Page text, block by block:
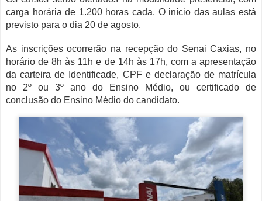
carga horária de 1.200 horas cada. O início das aulas está
previsto para o dia 20 de agosto.
As inscrições ocorrerão na recepção do Senai Caxias, no
horário de 8h às 11h e de 14h às 17h, com a apresentação
da carteira de Identificade, CPF e declaração de matrícula
no 2º ou 3º ano do Ensino Médio, ou certificado de
conclusão do Ensino Médio do candidato.